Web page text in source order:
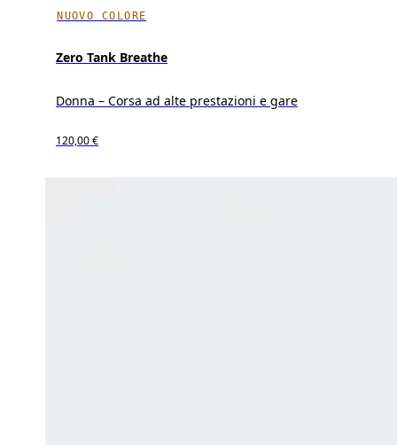
NUOVO COLORE
Zero Tank Breathe
Donna – Corsa ad alte prestazioni e gare
120,00 €